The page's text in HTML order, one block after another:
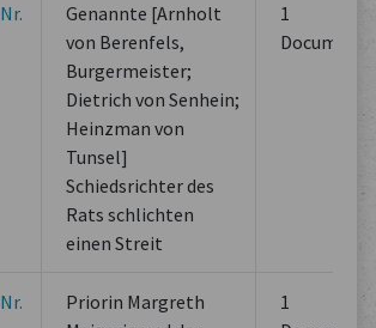
Genannte [Arnholt
von Berenfels,
Burgermeister;
Dietrich von Senhein;
Heinzman von
Tunsel]
Schiedsrichter des
Rats schlichten
einen Streit
1
Documents
Priorin Margreth
1